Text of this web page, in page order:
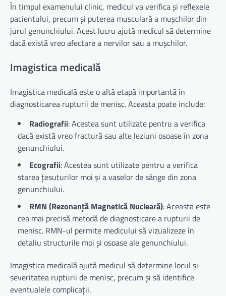
În timpul examenului clinic, medicul va verifica și reflexele
pacientului, precum și puterea musculară a mușchilor din
jurul genunchiului. Acest lucru ajută medicul să determine
dacă există vreo afectare a nervilor sau a mușchilor.
Imagistica medicală
Imagistica medicală este o altă etapă importantă în
diagnosticarea rupturii de menisc. Aceasta poate include:
Radiografii: Acestea sunt utilizate pentru a verifica
dacă există vreo fractură sau alte leziuni osoase în zona
genunchiului.
Ecografii: Acestea sunt utilizate pentru a verifica
starea țesuturilor moi și a vaselor de sânge din zona
genunchiului.
RMN (Rezonanță Magnetică Nucleară): Aceasta este
cea mai precisă metodă de diagnosticare a rupturii de
menisc. RMN-ul permite medicului să vizualizeze în
detaliu structurile moi și osoase ale genunchiului.
Imagistica medicală ajută medicul să determine locul și
severitatea rupturii de menisc, precum și să identifice
eventualele complicații.